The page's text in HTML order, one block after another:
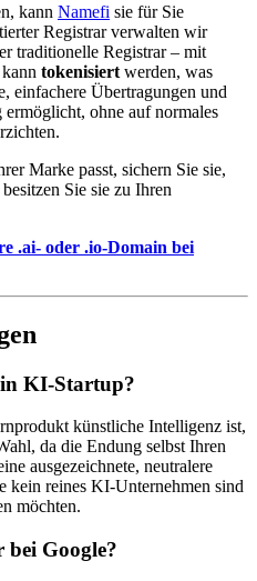
kann Namefi sie für Sie
Registrar verwalten wir
traditionelle Registrar – mit
tokenisiert werden, was
einfachere Übertragungen und
ohne auf normales
Marke passt, sichern Sie sie,
Sie sie zu Ihren
.ai- oder .io-Domain bei
KI-Startup?
künstliche Intelligenz ist,
da die Endung selbst Ihren
ausgezeichnete, neutralere
kein reines KI-Unternehmen sind
möchten.
bei Google?